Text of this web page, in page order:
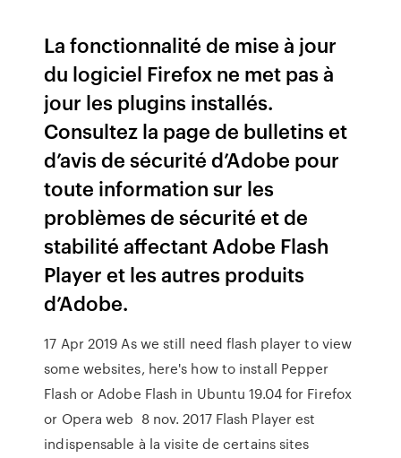
La fonctionnalité de mise à jour
du logiciel Firefox ne met pas à
jour les plugins installés.
Consultez la page de bulletins et
d’avis de sécurité d’Adobe pour
toute information sur les
problèmes de sécurité et de
stabilité affectant Adobe Flash
Player et les autres produits
d’Adobe.
17 Apr 2019 As we still need flash player to view
some websites, here's how to install Pepper
Flash or Adobe Flash in Ubuntu 19.04 for Firefox
or Opera web 8 nov. 2017 Flash Player est
indispensable à la visite de certains sites